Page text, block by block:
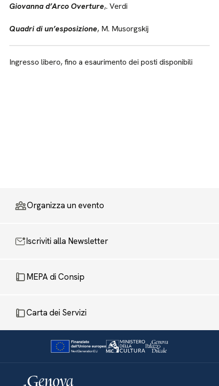
Giovanna d’Arco Overture,. Verdi
Quadri di un’esposizione, M. Musorgskij
Ingresso libero, fino a esaurimento dei posti disponibili
Organizza un evento
Iscriviti alla Newsletter
MEPA di Consip
Carta dei Servizi